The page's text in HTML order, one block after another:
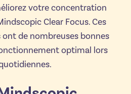
votre concentration
Clear Focus. Ces
de nombreuses bonnes
optimal lors